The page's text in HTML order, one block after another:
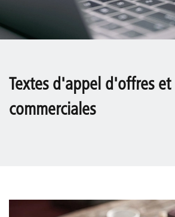
Textes d'appel d'offres et
commerciales